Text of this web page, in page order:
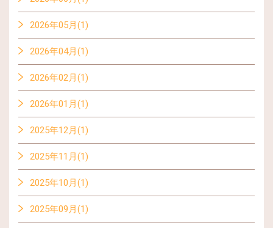
2026年05月(1)
2026年04月(1)
2026年02月(1)
2026年01月(1)
2025年12月(1)
2025年11月(1)
2025年10月(1)
2025年09月(1)